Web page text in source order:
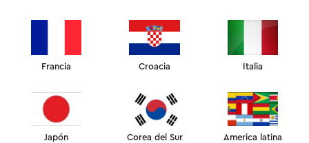
"¡ESTA ES MI MEJOR MANTA CON PESO!"
Kate, 31 años, amante de las mantas con peso
Francia Croacia Italia
Japón Corea del Sur America latina